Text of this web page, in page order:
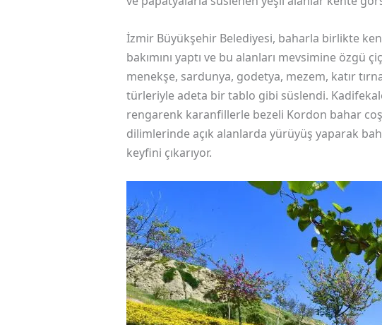
İzmir Büyükşehir Belediyesi, baharla birlikte
bakımını yaptı ve bu alanları mevsimine
menekşe, sardunya, godetya, mezem, katır
türleriyle adeta bir tablo gibi süslendi.
rengarenk karanfillerle bezeli Kordon bahar
dilimlerinde açık alanlarda yürüyüş yaparak
keyfini çıkarıyor.